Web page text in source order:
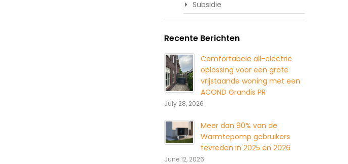
Subsidie
Recente Berichten
Comfortabele all-electric
oplossing voor een grote
vrijstaande woning met een
ACOND Grandis PR
July 28, 2026
Meer dan 90% van de
Warmtepomp gebruikers
tevreden in 2025 en 2026
June 12, 2026